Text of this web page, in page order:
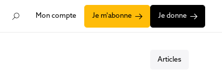
Mon compte Je m'abonne Je donne
Articles